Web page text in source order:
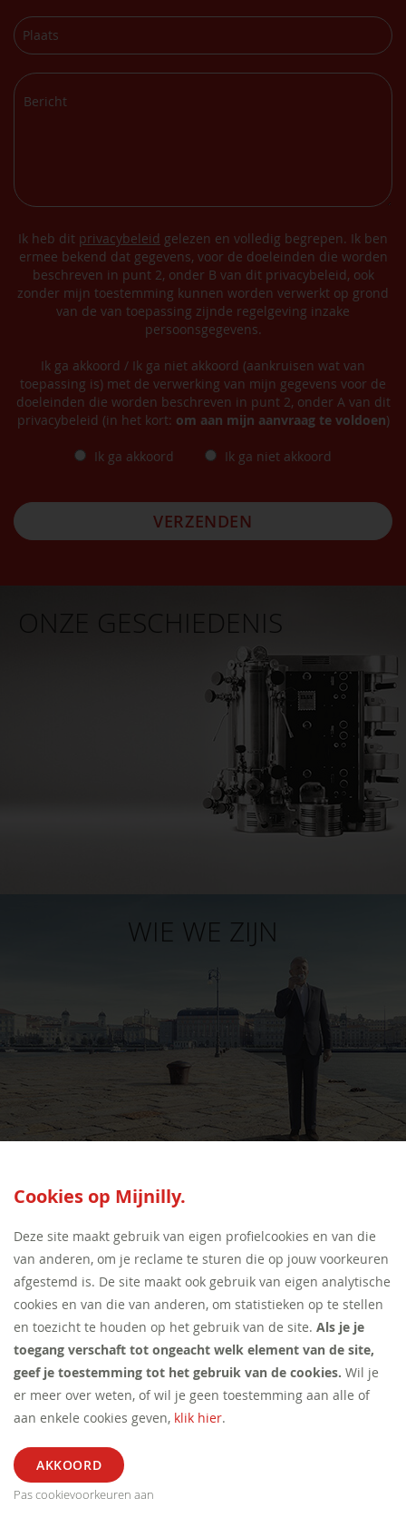
Ik heb dit privacybeleid gelezen en volledig begrepen. Ik ben
ermee bekend dat gegevens, voor de doeleinden die worden
beschreven in punt 2, onder B van dit privacybeleid, ook
zonder mijn toestemming kunnen worden verwerkt op grond
van de van toepassing zijnde regelgeving inzake
persoonsgegevens.
Ik ga akkoord / Ik ga niet akkoord (aankruisen wat van
toepassing is) met de verwerking van mijn gegevens voor de
doeleinden die worden beschreven in punt 2, onder A van dit
privacybeleid (in het kort: om aan mijn aanvraag te voldoen)
Ik ga akkoord Ik ga niet akkoord
VERZENDEN
ONZE GESCHIEDENIS
WIE WE ZIJN
SEED:S
Cookies op Mijnilly.
Deze site maakt gebruik van eigen profielcookies en van die
van anderen, om je reclame te sturen die op jouw voorkeuren
afgestemd is. De site maakt ook gebruik van eigen analytische
cookies en van die van anderen, om statistieken op te stellen
en toezicht te houden op het gebruik van de site. Als je je
toegang verschaft tot ongeacht welk element van de site,
geef je toestemming tot het gebruik van de cookies. Wil je
er meer over weten, of wil je geen toestemming aan alle of
aan enkele cookies geven, klik hier.
Pas cookievoorkeuren aan